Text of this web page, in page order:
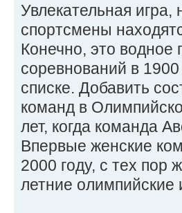
Увлекательная
спортсмены
Конечно, это
соревнований в 1900
списке. Добавить
команд в
лет, когда команда
Впервые женские
2000 году, с тех пор
летние олимпийские